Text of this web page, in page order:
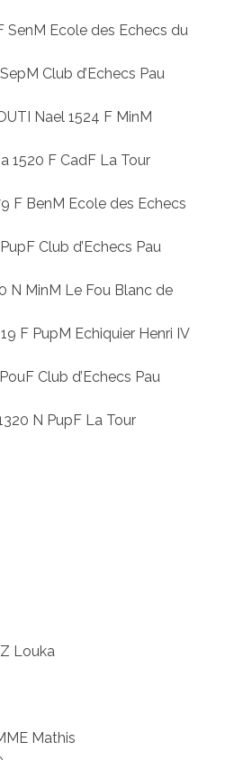
SenM Ecole des Echecs du
Club d’Echecs Pau
Nael 1524 F MinM
1520 F CadF La Tour
F BenM Ecole des Echecs
Club d’Echecs Pau
N MinM Le Fou Blanc de
F PupM Echiquier Henri IV
Club d’Echecs Pau
N PupF La Tour
Louka
Mathis